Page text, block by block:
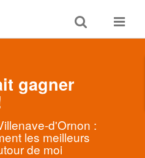
Toggle
search
Toggle
gagner
d'Ornon :
les meilleurs
de moi